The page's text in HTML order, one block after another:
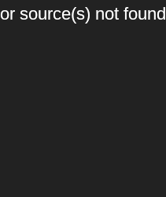
source(s) not found